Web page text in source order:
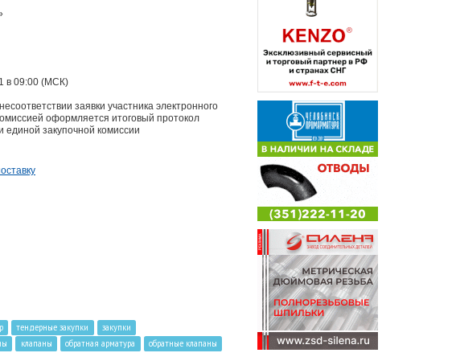
в 09:00 (МСК)
заявки участника электронного
оформляется итоговый протокол
закупочной комиссии
тендерные закупки
закупки
клапаны обратная арматура
обратные клапаны